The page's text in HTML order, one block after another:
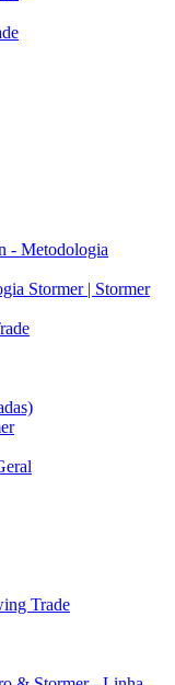
Stormer | Stormer
Trade